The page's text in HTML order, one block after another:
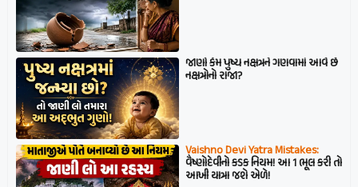
જાણો કેમ પુષ્ય નક્ષત્રને ગણવામાં આવે છે
નક્ષત્રોનો રાજા?
Vaishno Devi Yatra Mistakes:
વૈષ્ણોદેવીનો કડક નિયમ! આ 1 ભૂલ કરી તો
આખી યાત્રા જશે એળે!